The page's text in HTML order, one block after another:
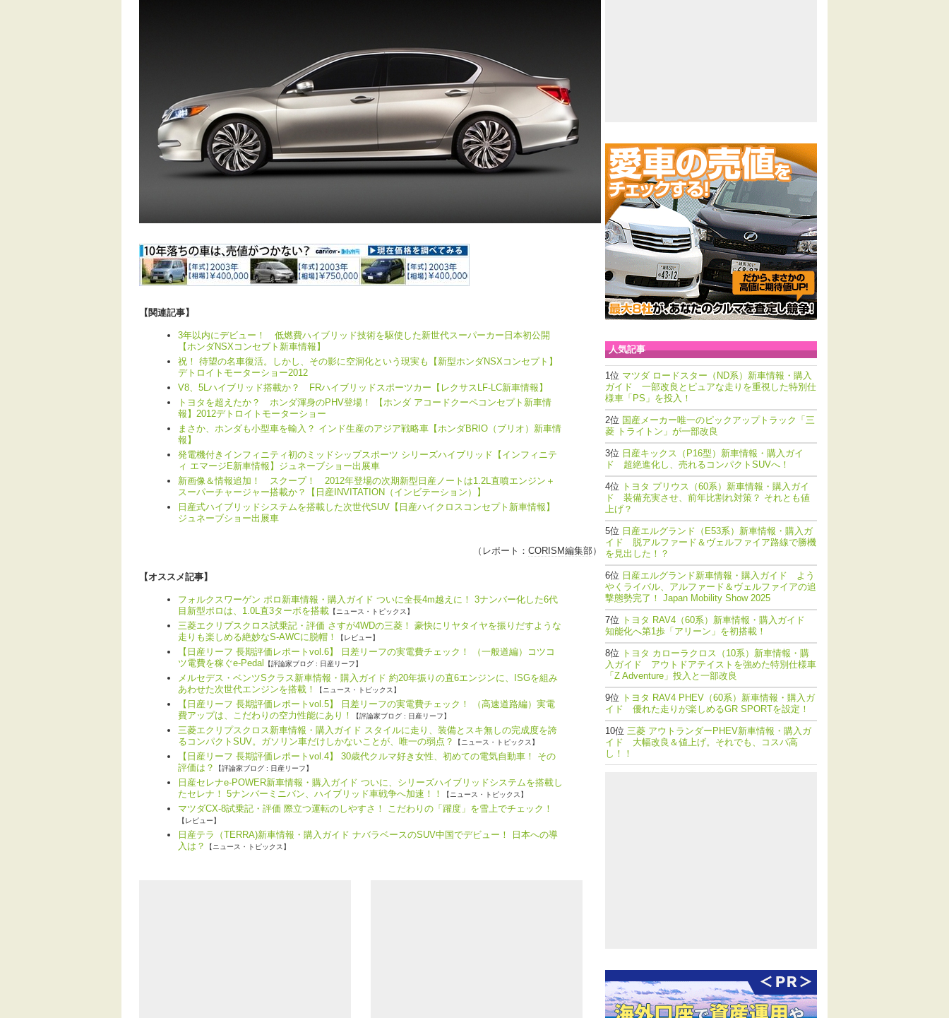
【関連記事】
3年以内にデビュー！ 低燃費ハイブリッド技術を駆使した新世代スーパーカー日本初公開
【ホンダNSXコンセプト新車情報】
祝！ 待望の名車復活。しかし、その影に空洞化という現実も【新型ホンダNSXコンセプト】
デトロイトモーターショー2012
V8、5Lハイブリッド搭載か？ FRハイブリッドスポーツカー【レクサスLF-LC新車情報】
トヨタを超えたか？ ホンダ渾身のPHV登場！ 【ホンダ アコードクーペコンセプト新車情
報】2012デトロイトモーターショー
まさか、ホンダも小型車を輸入？ インド生産のアジア戦略車【ホンダBRIO（ブリオ）新車情
報】
発電機付きインフィニティ初のミッドシップスポーツ シリーズハイブリッド【インフィニテ
ィ エマージE新車情報】ジュネーブショー出展車
新画像＆情報追加！ スクープ！ 2012年登場の次期新型日産ノートは1.2L直噴エンジン＋
スーパーチャージャー搭載か？【日産INVITATION（インビテーション）】
日産式ハイブリッドシステムを搭載した次世代SUV【日産ハイクロスコンセプト新車情報】
ジュネーブショー出展車
（レポート： CORISM編集部）
【オススメ記事】
フォルクスワーゲン ポロ新車情報・購入ガイド ついに全長4m越えに！ 3ナンバー化した6代
目新型ポロは、1.0L直3ターボを搭載 【ニュース・トピックス】
三菱エクリプスクロス試乗記・評価 さすが4WDの三菱！ 豪快にリヤタイヤを振りだすような
走りも楽しめる絶妙なS-AWCに脱帽！
【レビュー】
【日産リーフ 長期評価レポートvol.6】 日差リーフの実電費チェック！ （一般道編）コツコ
ツ電費を稼ぐe-Pedal
【評論家ブログ : 日産リーフ】
メルセデス・ベンツSクラス新車情報・購入ガイド 約20年振りの直6エンジンに、ISGを組み
あわせた次世代エンジンを搭載！
【ニュース・トピックス】
【日産リーフ 長期評価レポートvol.5】 日差リーフの実電費チェック！ （高速道路編）実電
費アップは、こだわりの空力性能にあり！
【評論家ブログ : 日産リーフ】
三菱エクリプスクロス新車情報・購入ガイド スタイルに走り、装備とスキ無しの完成度を誇
るコンパクトSUV。ガソリン車だけしかないことが、唯一の弱点？
【ニュース・トピックス】
【日産リーフ 長期評価レポートvol.4】 30歳代クルマ好き女性、初めての電気自動車！ その
評価は？
【評論家ブログ : 日産リーフ】
日産セレナe-POWER新車情報・購入ガイド ついに、シリーズハイブリッドシステムを搭載し
たセレナ！ 5ナンバーミニバン、ハイブリッド車戦争へ加速！！
【ニュース・トピックス】
マツダCX-8試乗記・評価 際立つ運転のしやすさ！ こだわりの「躍度」を雪上でチェック！
【レビュー】
日産テラ（TERRA)新車情報・購入ガイド ナバラベースのSUV中国でデビュー！ 日本への導
入は？
【ニュース・トピックス】
人気記事
マツダ ロードスター（ND系）新車情報・購入
ガイド 一部改良とピュアな走りを重視した特別仕
様車「PS」を投入！
国産メーカー唯一のピックアップトラック「三
菱 トライトン」が一部改良
日産キックス（P16型）新車情報・購入ガイ
ド 超絶進化し、売れるコンパクトSUVへ！
トヨタ プリウス（60系）新車情報・購入ガイ
ド 装備充実させ、前年比割れ対策？ それとも値
上げ？
日産エルグランド（E53系）新車情報・購入ガ
イド 脱アルファード＆ヴェルファイア路線で勝機
を見出した！？
日産エルグランド新車情報・購入ガイド よう
やくライバル、アルファード＆ヴェルファイアの追
撃態勢完了！ Japan Mobility Show 2025
トヨタ RAV4（60系）新車情報・購入ガイド
知能化へ第1歩「アリーン」を初搭載！
トヨタ カローラクロス（10系）新車情報・購
入ガイド アウトドアテイストを強めた特別仕様車
「Z Adventure」投入と一部改良
トヨタ RAV4 PHEV（60系）新車情報・購入ガ
イド 優れた走りが楽しめるGR SPORTを設定！
三菱 アウトランダーPHEV新車情報・購入ガ
イド 大幅改良＆値上げ。それでも、コスパ高
し！！